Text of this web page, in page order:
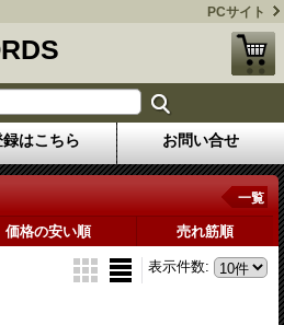
PCサイト
はこちら お問い合せ
一覧
価格の安い順 売れ筋順
表示件数: